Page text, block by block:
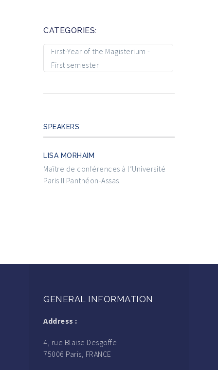
CATEGORIES:
First-Year of the Magisterium -
First semester
SPEAKERS
LISA MORHAIM
Maître de conférences à l’Université
Paris II Panthéon-Assas.
GENERAL INFORMATION
Address :
4, rue Blaise Desgoffe
75006 Paris, FRANCE